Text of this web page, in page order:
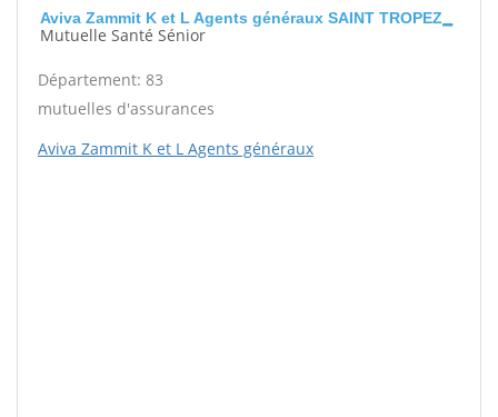
Aviva Zammit K et L Agents généraux SAINT TROPEZ
Mutuelle Santé Sénior
Département: 83
mutuelles d'assurances
Aviva Zammit K et L Agents généraux